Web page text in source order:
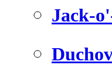
Jack-